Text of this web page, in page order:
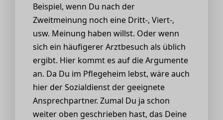
Beispiel, wenn Du nach der
Zweitmeinung noch eine Dritt-, Viert-,
usw. Meinung haben willst. Oder wenn
sich ein häufigerer Arztbesuch als üblich
ergibt. Hier kommt es auf die Argumente
an. Da Du im Pflegeheim lebst, wäre auch
hier der Sozialdienst der geeignete
Ansprechpartner. Zumal Du ja schon
weiter oben geschrieben hast, das Deine